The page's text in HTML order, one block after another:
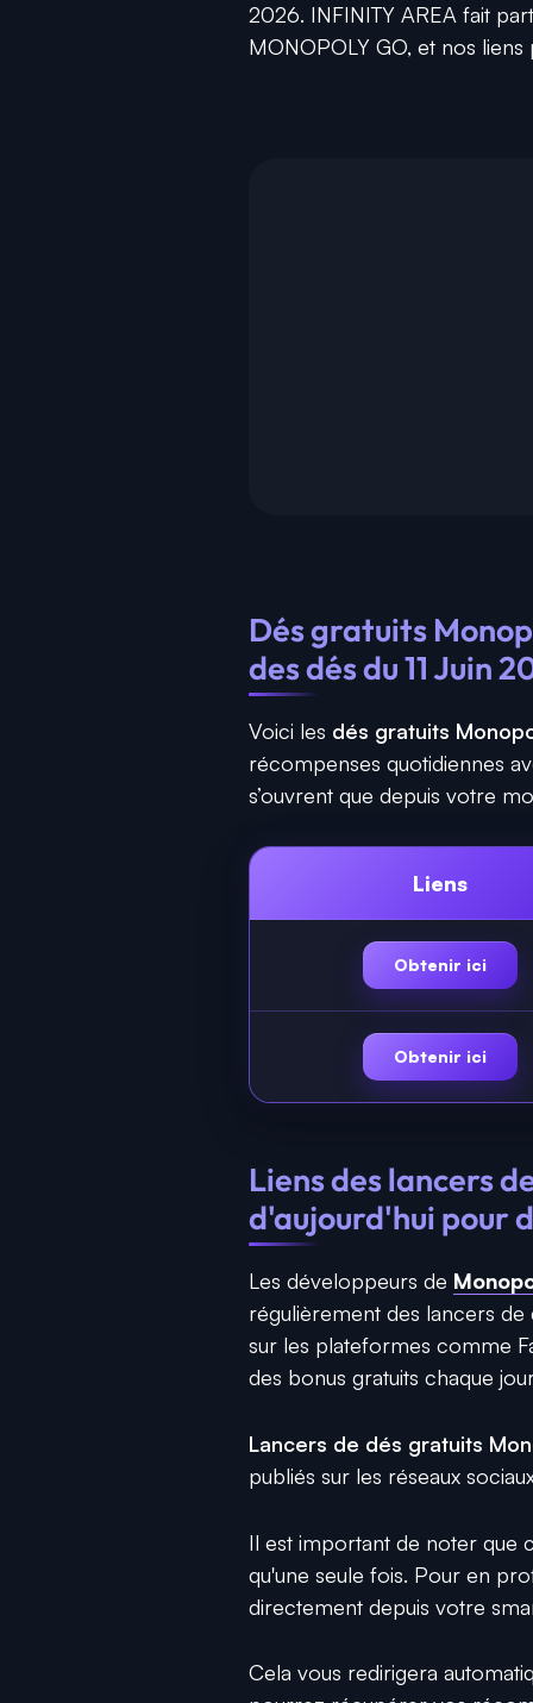
2026. INFINITY AREA fait
MONOPOLY GO, et nos
Dés gratuits
des dés du 11 Juin
Voici les dés gratuits
récompenses quotidiennes
s’ouvrent que depuis votre
Liens
Obtenir ici
Obtenir ici
Liens des lancers
d'aujourd'hui pour
Les développeurs de
régulièrement des lancers de
sur les plateformes comme
des bonus gratuits chaque
Lancers de dés gratuits
publiés sur les réseaux
Il est important de noter que
qu'une seule fois. Pour en
directement depuis votre
Cela vous redirigera